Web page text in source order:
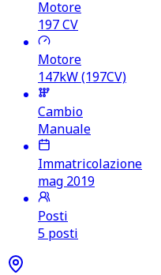
Motore
197CV
Motore
147kW (197CV)
Cambio
Manuale
Immatricolazione
mag 2019
Posti
5 posti